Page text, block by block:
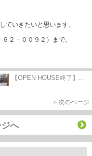
ていきたいと思います。
２－００９２）まで。
【OPEN HOUSE終了】...
＞次のページ
へ